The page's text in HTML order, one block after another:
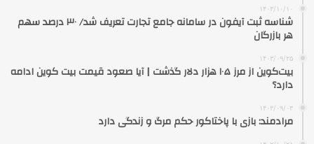
۱۴۰۳/۱۰/۱۰
شناسه ثبت آیفون در سامانه جامع تجارت تعریف شد/ ٣٠ درصد سهم
هر بازرگان
۱۴۰۳/۰۹/۲۵
بیت‌کوین از مرز ۱۰۵ هزار دلار گذشت | آیا صعود قیمت بیت کوین ادامه
دارد؟
۱۴۰۳/۰۹/۰۳
مرادمند: بازی با پاختاکور حکم مرگ و زندگی دارد